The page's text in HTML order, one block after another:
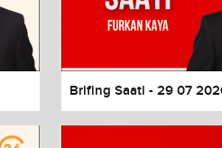
and close the window.
Brifing Saati - 29 07